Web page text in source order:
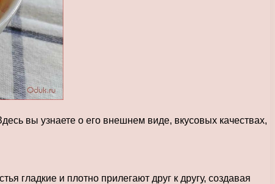
вы узнаете о его внешнем виде, вкусовых качествах,
гладкие и плотно прилегают друг к другу, создавая